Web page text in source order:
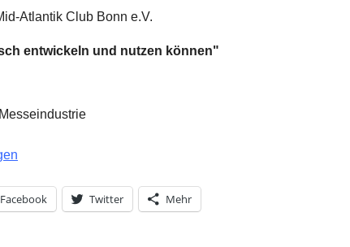
Atlantik Club Bonn e.V.
entwickeln und nutzen können"
Facebook Twitter Mehr